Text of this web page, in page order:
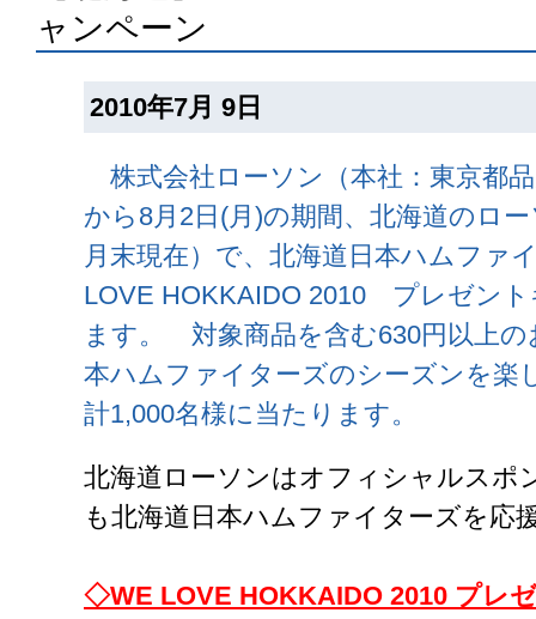
ャンペーン
2010年7月 9日
株式会社ローソン（本社：東京都
から8月2日(月)の期間、北海道のロ
月末現在）で、北海道日本ハムファ
LOVE HOKKAIDO 2010 プレゼン
ます。 対象商品を含む630円以上の
本ハムファイターズのシーズンを楽
計1,000名様に当たります。
北海道ローソンはオフィシャルスポ
も北海道日本ハムファイターズを応
◇WE LOVE HOKKAIDO 2010 プレ